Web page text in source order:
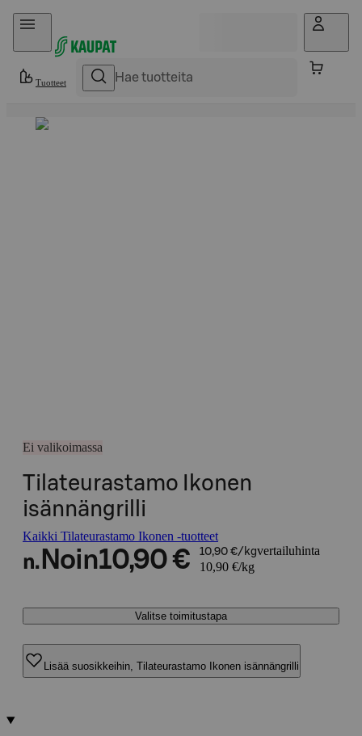
Hyppää sisältöön
Tuotteet
Ei valikoimassa
Tilateurastamo Ikonen
isännängrilli
Kaikki Tilateurastamo Ikonen -tuotteet
n. Noin10,90 € 10,90 €/kgvertailuhinta
10,90 €/kg
Valitse toimitustapa
Lisää suosikkeihin, Tilateurastamo Ikonen isännängrilli